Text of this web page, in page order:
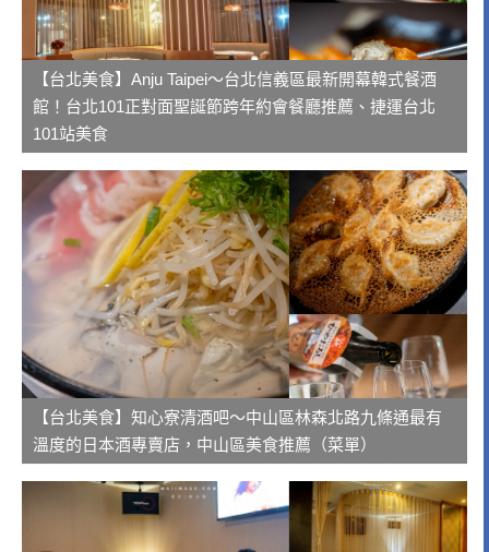
【台北美食】Anju Taipei～台北信義區最新開幕韓式餐酒
館！台北101正對面聖誕節跨年約會餐廳推薦、捷運台北
101站美食
【台北美食】知心寮清酒吧～中山區林森北路九條通最有
溫度的日本酒專賣店，中山區美食推薦（菜單）